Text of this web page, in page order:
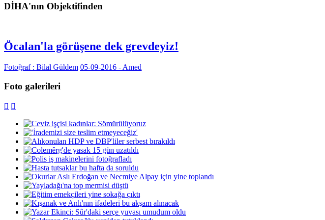
DİHA'nın Objektifinden
Öcalan'la görüşene dek grevdeyiz!
Fotoğraf : Bilal Güldem 05-09-2016 - Amed
Foto galerileri
 